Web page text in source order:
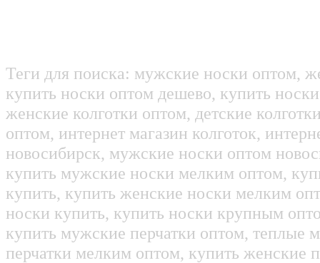
Теги для поиска: мужские носки оптом,
купить носки оптом дешево, купить
женские колготки оптом, детские
оптом, интернет магазин колготок,
новосибирск, мужские носки оптом
купить мужские носки мелким оптом,
купить, купить женские носки мелким
носки купить, купить носки крупным
купить мужские перчатки оптом, теплые
перчатки мелким оптом, купить женские